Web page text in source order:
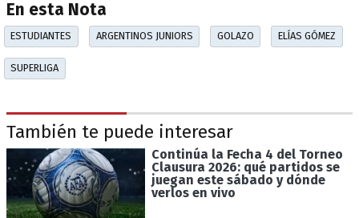
En esta Nota
ESTUDIANTES ARGENTINOS JUNIORS GOLAZO ELÍAS GÓMEZ
SUPERLIGA
También te puede interesar
Continúa la Fecha 4 del Torneo
Clausura 2026: qué partidos se
juegan este sábado y dónde
verlos en vivo